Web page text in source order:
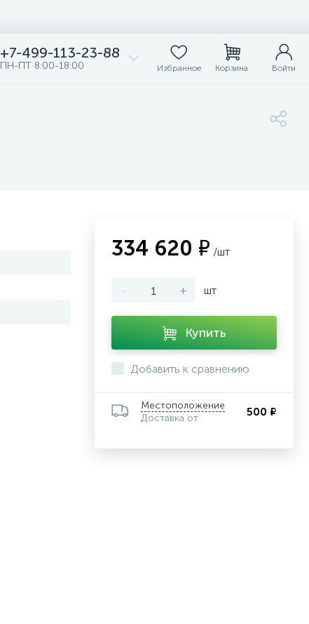
+7-499-113-23-88
ПН-ПТ 8:00-18:00 Избранное Корзина Войти
334 620 ₽ /шт
- + шт
Купить
Добавить к сравнению
Местоположение
Доставка от
500 ₽